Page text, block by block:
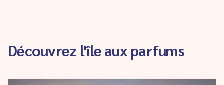
Découvrez l'île aux parfums